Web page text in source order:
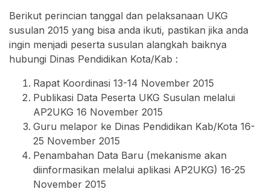
Berikut perincian tanggal dan pelaksanaan UKG
susulan 2015 yang bisa anda ikuti, pastikan jika anda
ingin menjadi peserta susulan alangkah baiknya
hubungi Dinas Pendidikan Kota/Kab :
Rapat Koordinasi 13-14 November 2015
Publikasi Data Peserta UKG Susulan melalui
AP2UKG 16 November 2015
Guru melapor ke Dinas Pendidikan Kab/Kota 16-
25 November 2015
Penambahan Data Baru (mekanisme akan
diinformasikan melalui aplikasi AP2UKG) 16-25
November 2015